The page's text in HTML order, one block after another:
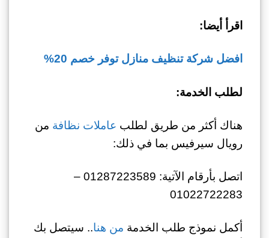
اقرأ أيضا:
افضل شركة تنظيف منازل توفر خصم 20%
لطلب الخدمة:
هناك أكثر من طريق لطلب عاملات نظافة من
رويال سيرفيس بما في ذلك:
اتصل بأرقام الآتية: 01287223589 –
01022722283
أكمل نموذج طلب الخدمة من هنا.. سيتصل بك